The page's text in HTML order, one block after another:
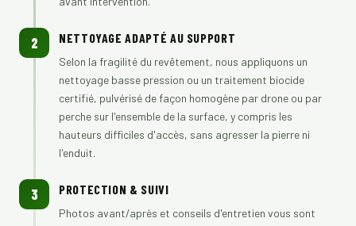
2 NETTOYAGE ADAPTÉ AU SUPPORT
Selon la fragilité du revêtement, nous appliquons un
nettoyage basse pression ou un traitement biocide
certifié, pulvérisé de façon homogène par drone ou par
perche sur l'ensemble de la surface, y compris les
hauteurs difficiles d'accès, sans agresser la pierre ni
l'enduit.
3 PROTECTION & SUIVI
Photos avant/après et conseils d'entretien vous sont